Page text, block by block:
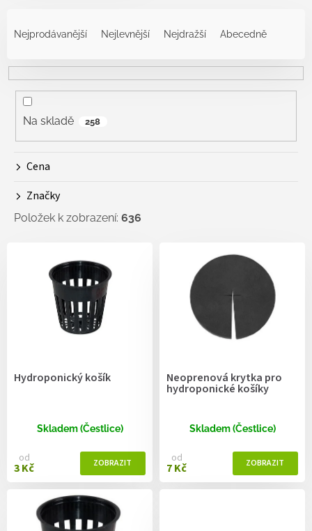
e
n
Nejprodávanější Nejlevnější Nejdražší Abecedně
Na skladě 258
Cena
Značky
Položek k zobrazení: 636
Hydroponický košík
Skladem (Čestlice)
od
3 Kč
Neoprenová krytka pro
hydroponické košíky
Skladem (Čestlice)
od
7 Kč